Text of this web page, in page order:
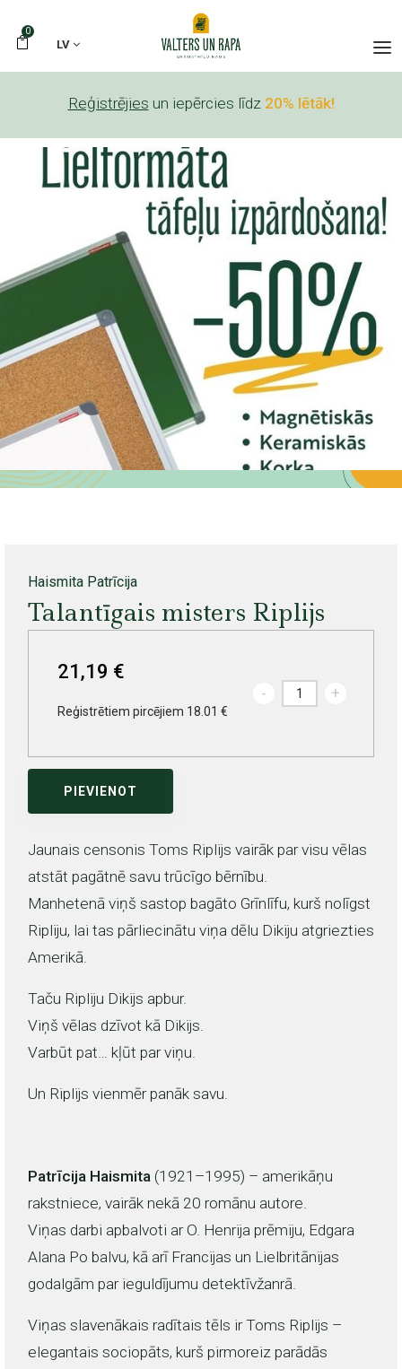
0
LV
Reģistrējies un iepērcies līdz 20% lētāk!
Haismita Patrīcija
Talantīgais misters Riplijs
21,19 €
Reģistrētiem pircējiem 18.01 €
- +
PIEVIENOT
Jaunais censonis Toms Riplijs vairāk par visu vēlas
atstāt pagātnē savu trūcīgo bērnību.
Manhetenā viņš sastop bagāto Grīnlīfu, kurš nolīgst
Ripliju, lai tas pārliecinātu viņa dēlu Dikiju atgriezties
Amerikā.
Taču Ripliju Dikijs apbur.
Viņš vēlas dzīvot kā Dikijs.
Varbūt pat… kļūt par viņu.
Un Riplijs vienmēr panāk savu.
Patrīcija Haismita(1921–1995) – amerikāņu
rakstniece, vairāk nekā 20 romānu autore.
Viņas darbi apbalvoti ar O. Henrija prēmiju, Edgara
Alana Po balvu, kā arī Francijas un Lielbritānijas
godalgām par ieguldījumu detektīvžanrā.
Viņas slavenākais radītais tēls ir Toms Riplijs –
elegantais sociopāts, kurš pirmoreiz parādās